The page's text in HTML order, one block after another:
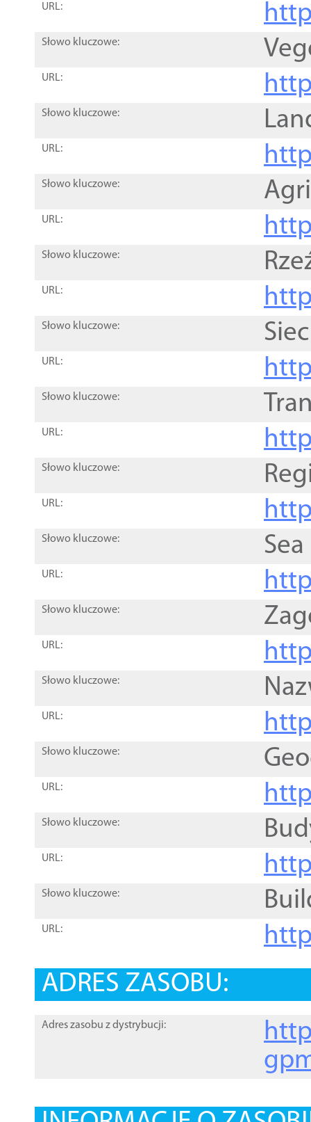
URL:
Słowo kluczowe:
URL:
Słowo kluczowe:
URL:
Słowo kluczowe:
URL:
Słowo kluczowe:
URL:
Słowo kluczowe:
URL:
Słowo kluczowe:
URL:
Słowo kluczowe:
URL:
Słowo kluczowe:
URL:
Słowo kluczowe:
URL:
Słowo kluczowe:
URL:
Słowo kluczowe:
URL:
Słowo kluczowe:
URL:
Słowo kluczowe:
URL:
ADRES ZASOBU:
Adres zasobu z dystrybucji: